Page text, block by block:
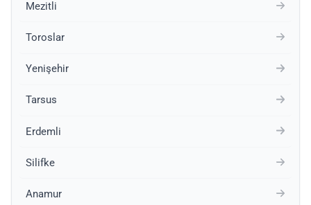
Mezitli
Toroslar
Yenişehir
Tarsus
Erdemli
Silifke
Anamur